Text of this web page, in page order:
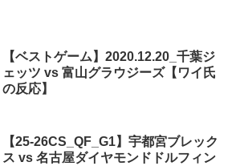
【ベストゲーム】2020.12.20_千葉ジ
ェッツ vs 富山グラウジーズ【ワイ氏
の反応】
【25-26CS_QF_G1】宇都宮ブレック
ス vs 名古屋ダイヤモンドドルフィン